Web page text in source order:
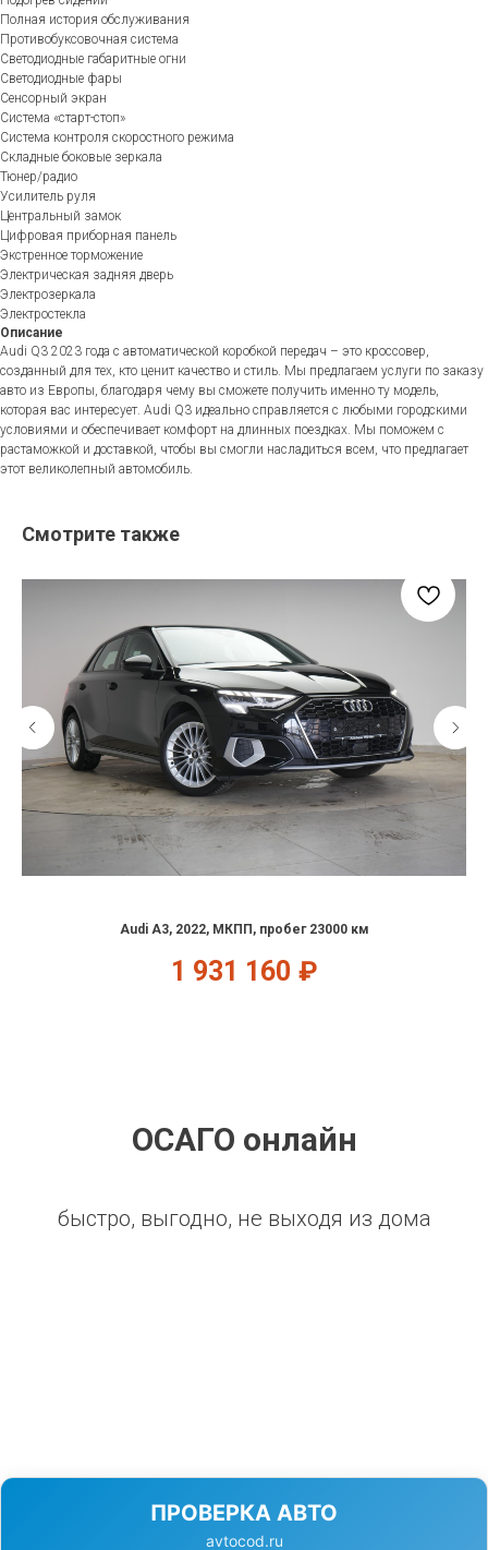
Полная история обслуживания
Противобуксовочная система
Светодиодные габаритные огни
Светодиодные фары
Сенсорный экран
Система «старт-стоп»
Система контроля скоростного режима
Складные боковые зеркала
Тюнер/радио
Усилитель руля
Центральный замок
Цифровая приборная панель
Экстренное торможение
Электрическая задняя дверь
Электрозеркала
Электростекла
Описание
Audi Q3 2023 года с автоматической коробкой передач – это кроссовер,
созданный для тех, кто ценит качество и стиль. Мы предлагаем услуги по заказу
авто из Европы, благодаря чему вы сможете получить именно ту модель,
которая вас интересует. Audi Q3 идеально справляется с любыми городскими
условиями и обеспечивает комфорт на длинных поездках. Мы поможем с
растаможкой и доставкой, чтобы вы смогли насладиться всем, что предлагает
этот великолепный автомобиль.
Смотрите также
Audi A3, 2022, МКПП, пробег 23000 км
1 931 160 ₽
ОСАГО онлайн
быстро, выгодно, не выходя из дома
ПРОВЕРКА АВТО
avtocod.ru